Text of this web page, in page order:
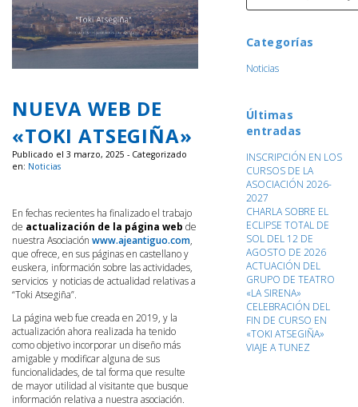
NUEVA WEB DE
«TOKI ATSEGIÑA»
Publicado el 3 marzo, 2025 - Categorizado
en: Noticias
En fechas recientes ha finalizado el trabajo
de actualización de la página web de
nuestra Asociación www.ajeantiguo.com,
que ofrece, en sus páginas en castellano y
euskera, información sobre las actividades,
servicios y noticias de actualidad relativas a
“Toki Atsegiña”.
La página web fue creada en 2019, y la
actualización ahora realizada ha tenido
como objetivo incorporar un diseño más
amigable y modificar alguna de sus
funcionalidades, de tal forma que resulte
de mayor utilidad al visitante que busque
información relativa a nuestra asociación.
Categorías
Noticias
Últimas
entradas
INSCRIPCIÓN EN LOS
CURSOS DE LA
ASOCIACIÓN 2026-
2027
CHARLA SOBRE EL
ECLIPSE TOTAL DE
SOL DEL 12 DE
AGOSTO DE 2026
ACTUACIÓN DEL
GRUPO DE TEATRO
«LA SIRENA»
CELEBRACIÓN DEL
FIN DE CURSO EN
«TOKI ATSEGIÑA»
VIAJE A TUNEZ